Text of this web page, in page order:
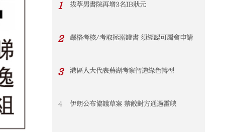
1 拔萃男書院再增3名IB狀元
2 嚴格考核/考取拯溺證書 須經認可屬會申請
3 港區人大代表蕪湖考察智造綠色轉型
4 伊朗公布協議草案 禁敵對方通過霍峽